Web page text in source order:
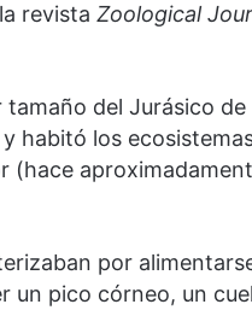
revistaZoological
del Jurásico de
habitó los
(hace
por
un pico córneo, un
las
la
la